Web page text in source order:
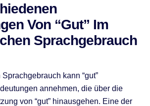
Von “gut” Im
Sprachgebrauch
kann “gut”
annehmen, die über die
von “gut” hinausgehen. Eine der